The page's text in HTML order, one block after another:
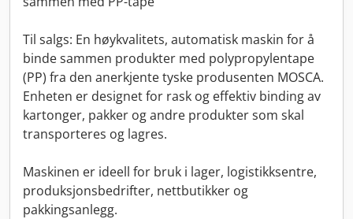
Til salgs: En høykvalitets, automatisk maskin for å
binde sammen produkter med polypropylentape
(PP) fra den anerkjente tyske produsenten MOSCA.
Enheten er designet for rask og effektiv binding av
kartonger, pakker og andre produkter som skal
transporteres og lagres.
Maskinen er ideell for bruk i lager, logistikksentre,
produksjonsbedrifter, nettbutikker og
pakkingsanlegg.